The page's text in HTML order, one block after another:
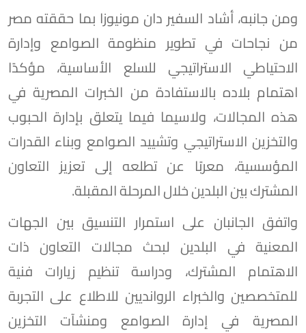
ومن جانبه، أشاد السفير دان مونيوزا بما حققته مصر
من نجاحات في تطوير منظومة الصوامع وإدارة
الاحتياطي الاستراتيجي للسلع الأساسية، مؤكدًا
اهتمام بلاده بالاستفادة من الخبرات المصرية في
هذه المجالات، ولاسيما فيما يتعلق بإدارة الحبوب
والتخزين الاستراتيجي وتشييد الصوامع وبناء القدرات
المؤسسية، معربًا عن تطلعه إلى تعزيز التعاون
المشترك بين البلدين خلال المرحلة المقبلة.
واتفق الجانبان على استمرار التنسيق بين الجهات
المعنية في البلدين لبحث مجالات التعاون ذات
الاهتمام المشترك، ودراسة تنظيم زيارات فنية
للمتخصصين والخبراء الروانديين للاطلاع على التجربة
المصرية في إدارة الصوامع ومنشآت التخزين